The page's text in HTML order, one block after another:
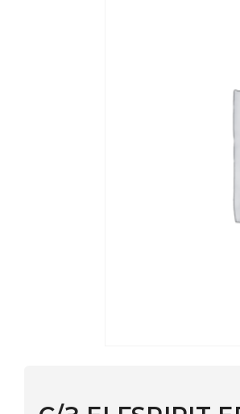
3–5 дней | Промокод